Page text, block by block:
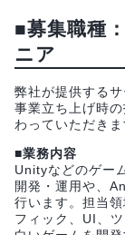
■募集職種
ニア
弊社が提供する
事業立ち上げ時
わっていただきま
■業務内容
Unityなどのゲー
開発・運用や、
行います。担当
フィック、UI、